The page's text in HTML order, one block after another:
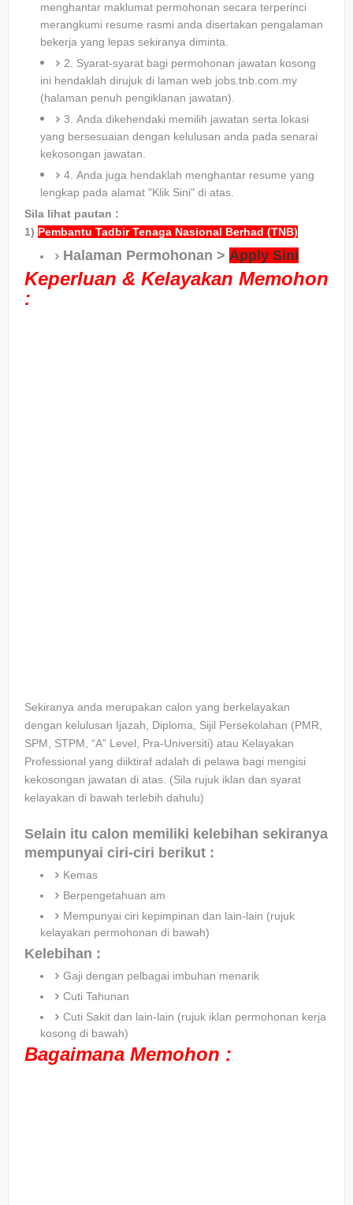
menghantar maklumat permohonan secara terperinci
merangkumi resume rasmi anda disertakan pengalaman
bekerja yang lepas sekiranya diminta.
2. Syarat-syarat bagi permohonan jawatan kosong
ini hendaklah dirujuk di laman web jobs.tnb.com.my
(halaman penuh pengiklanan jawatan).
3. Anda dikehendaki memilih jawatan serta lokasi
yang bersesuaian dengan kelulusan anda pada senarai
kekosongan jawatan.
4. Anda juga hendaklah menghantar resume yang
lengkap pada alamat "Klik Sini" di atas.
Sila lihat pautan :
1) Pembantu Tadbir Tenaga Nasional Berhad (TNB)
Halaman Permohonan > Apply Sini
Keperluan & Kelayakan Memohon
:
Sekiranya anda merupakan calon yang berkelayakan
dengan kelulusan Ijazah, Diploma, Sijil Persekolahan (PMR,
SPM, STPM, “A” Level, Pra-Universiti) atau Kelayakan
Professional yang diiktiraf adalah di pelawa bagi mengisi
kekosongan jawatan di atas. (Sila rujuk iklan dan syarat
kelayakan di bawah terlebih dahulu)
Selain itu calon memiliki kelebihan sekiranya
mempunyai ciri-ciri berikut :
Kemas
Berpengetahuan am
Mempunyai ciri kepimpinan dan lain-lain (rujuk
kelayakan permohonan di bawah)
Kelebihan :
Gaji dengan pelbagai imbuhan menarik
Cuti Tahunan
Cuti Sakit dan lain-lain (rujuk iklan permohonan kerja
kosong di bawah)
Bagaimana Memohon :